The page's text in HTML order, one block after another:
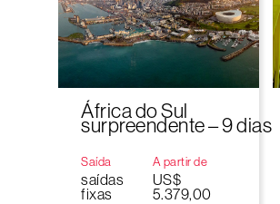
África do Sul
surpreendente – 9 dias
Saída
saídas
fixas
A partir de
US$
5.379,00